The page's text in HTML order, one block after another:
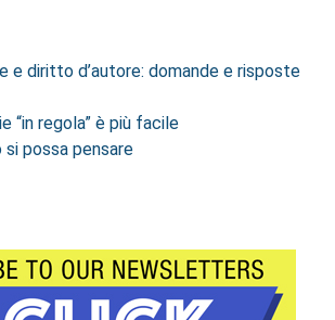
e diritto d’autore: domande e risposte
“in regola” è più facile
si possa pensare